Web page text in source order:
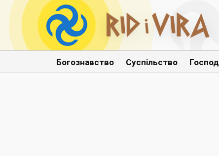
Богознавство Суспільство